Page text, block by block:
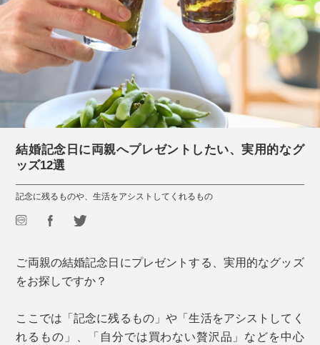
結婚記念日に両親へプレゼントしたい、実用的なグ
ッズ12選
記念に残るものや、生活をアシストしてくれるもの
ご両親の結婚記念日にプレゼントする、実用的なグッズ
をお探しですか？
ここでは「記念に残るもの」や「生活をアシストしてく
れるもの」、「自分では買わない贅沢品」などを中心